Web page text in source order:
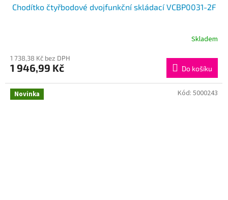
Chodítko čtyřbodové dvojfunkční skládací VCBP0031-2F
Skladem
1 738,38 Kč bez DPH
1 946,99 Kč Do košíku
Novinka Kód: 5000243